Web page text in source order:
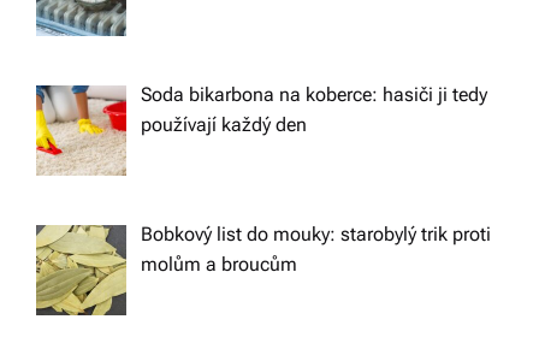
Soda bikarbona na koberce: hasiči ji tedy
používají každý den
Bobkový list do mouky: starobylý trik proti
molům a broucům